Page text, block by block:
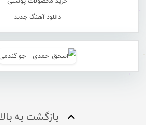
دانلود آهنگ جدید
بازگشت به بالا